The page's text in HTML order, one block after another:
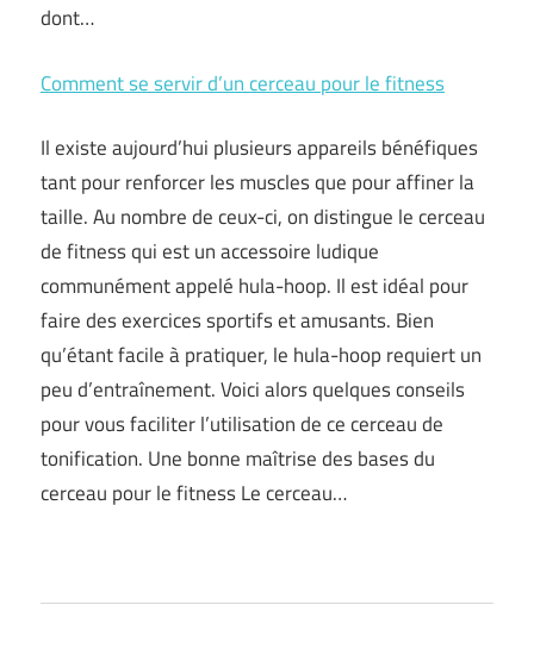
dont…
Comment se servir d’un cerceau pour le fitness
Il existe aujourd’hui plusieurs appareils bénéfiques
tant pour renforcer les muscles que pour affiner la
taille. Au nombre de ceux-ci, on distingue le cerceau
de fitness qui est un accessoire ludique
communément appelé hula-hoop. Il est idéal pour
faire des exercices sportifs et amusants. Bien
qu’étant facile à pratiquer, le hula-hoop requiert un
peu d’entraînement. Voici alors quelques conseils
pour vous faciliter l’utilisation de ce cerceau de
tonification. Une bonne maîtrise des bases du
cerceau pour le fitness Le cerceau…